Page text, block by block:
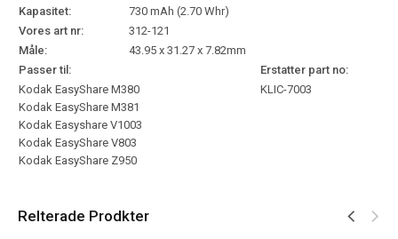
Kapasitet:
730 mAh (2.70 Whr)
Vores art nr:
312-121
Måle:
43.95 x 31.27 x 7.82mm
Passer til:
Erstatter part no:
Kodak EasyShare M380
Kodak EasyShare M381
Kodak Easyshare V1003
Kodak EasyShare V803
Kodak EasyShare Z950
KLIC-7003
Relterade Prodkter